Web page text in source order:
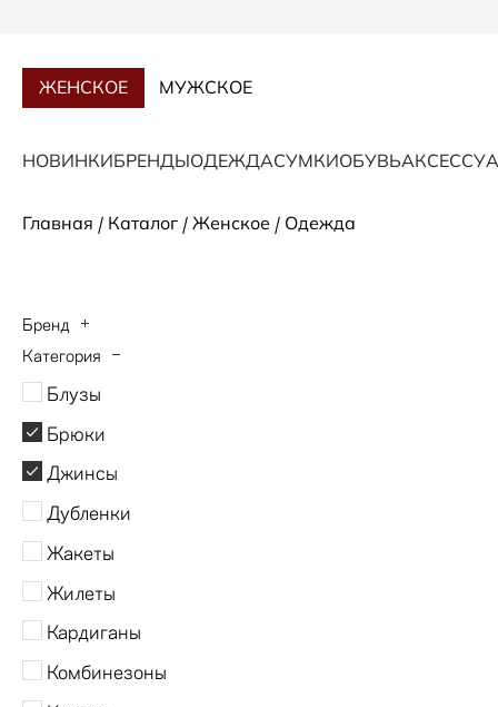
ЖЕНСКОЕ МУЖСКОЕ
НОВИНКИБРЕНДЫОДЕЖДАСУМКИОБУВЬ
Главная / Каталог / Женское / Одежда
Бренд
ANDRE MAURICE
Bogner
ESCADA
HUGO BOSS
LUISA CERANO
MARIONFASHION
Paul Shark
RIANI
TWINSET
Категория
Блузы
Брюки
Джинсы
Дубленки
Жакеты
Жилеты
Кардиганы
Комбинезоны